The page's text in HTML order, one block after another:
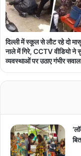
दिल्ली में स्कूल से लौट रहे दो
नाले में गिरे, CCTV वीडियो ने
व्यवस्थाओं पर उठाए गंभीर सवाल